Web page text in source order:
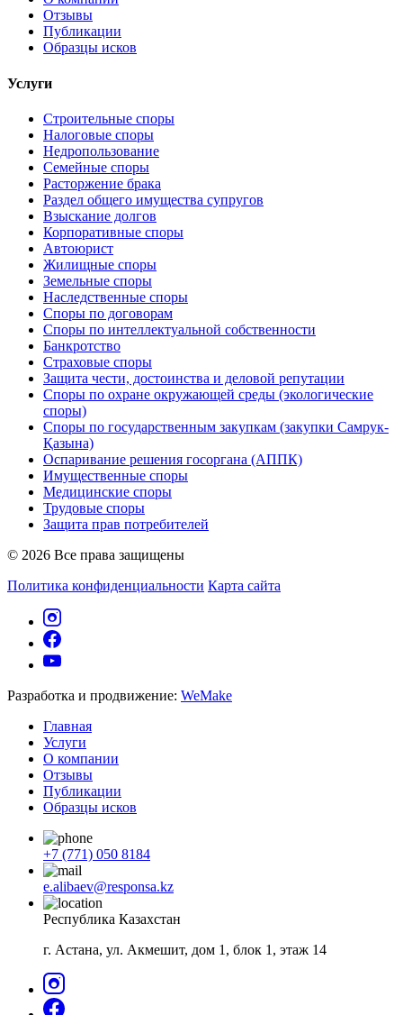
Отзывы
Публикации
Образцы исков
Услуги
Строительные споры
Налоговые споры
Недропользование
Семейные споры
Расторжение брака
Раздел общего имущества супругов
Взыскание долгов
Корпоративные споры
Автоюрист
Жилищные споры
Земельные споры
Наследственные споры
Споры по договорам
Споры по интеллектуальной собственности
Банкротство
Страховые споры
Защита чести, достоинства и деловой репутации
Споры по охране окружающей среды (экологические
споры)
Споры по государственным закупкам (закупки Самрук-
Қазына)
Оспаривание решения госоргана (АППК)
Имущественные споры
Медицинские споры
Трудовые споры
Защита прав потребителей
© 2026 Все права защищены
Политика конфиденциальности Карта сайта
Разработка и продвижение: WeMake
Главная
Услуги
О компании
Отзывы
Публикации
Образцы исков
+7 (771) 050 8184
e.alibaev@responsa.kz
Республика Казахстан
г. Астана, ул. Акмешит, дом 1, блок 1, этаж 14